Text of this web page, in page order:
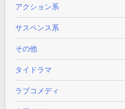
アクション系
サスペンス系
その他
タイドラマ
ラブコメディ